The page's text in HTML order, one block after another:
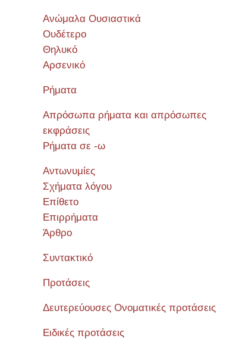
Ανώμαλα Ουσιαστικά
Ουδέτερο
Θηλυκό
Αρσενικό
Ρήματα
Απρόσωπα ρήματα και απρόσωπες
εκφράσεις
Ρήματα σε -ω
Αντωνυμίες
Σχήματα λόγου
Επίθετο
Επιρρήματα
Άρθρο
Συντακτικό
Προτάσεις
Δευτερεύουσες Ονοματικές προτάσεις
Ειδικές προτάσεις